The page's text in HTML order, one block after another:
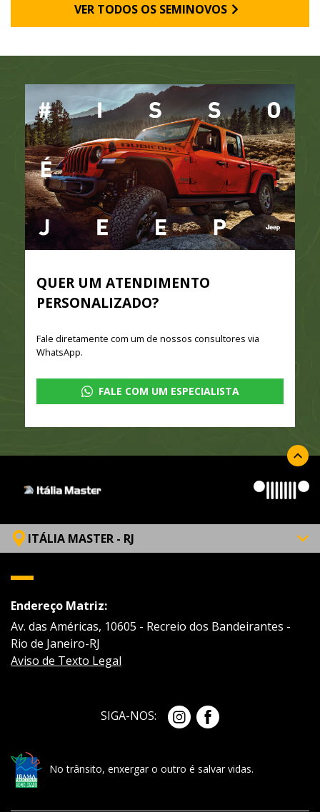
VER TODOS OS SEMINOVOS
QUER UM ATENDIMENTO
PERSONALIZADO?
Fale diretamente com um de nossos consultores via
WhatsApp.
FALE COM UM ESPECIALISTA
ITÁLIA MASTER - RJ
Endereço Matriz:
Av. das Américas, 10605 - Recreio dos Bandeirantes -
Rio de Janeiro-RJ
Aviso de Texto Legal
SIGA-NOS:
No trânsito, enxergar o outro é salvar vidas.